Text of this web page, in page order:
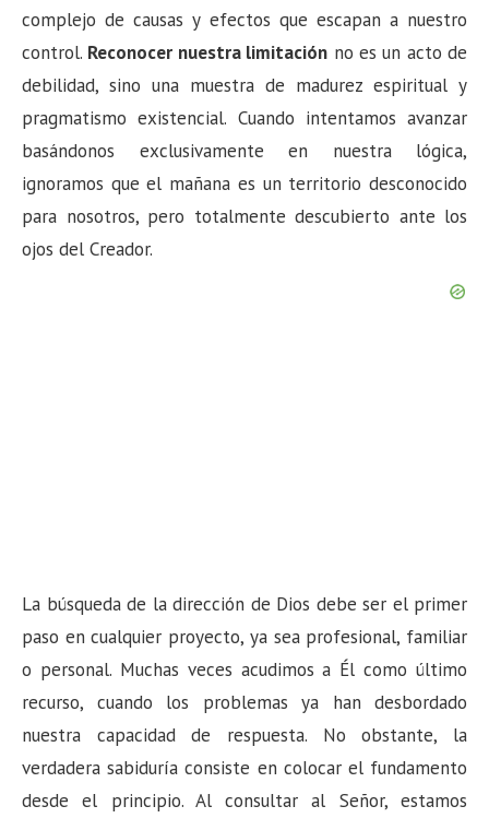
complejo de causas y efectos que escapan a nuestro
control. Reconocer nuestra limitación no es un acto de
debilidad, sino una muestra de madurez espiritual y
pragmatismo existencial. Cuando intentamos avanzar
basándonos exclusivamente en nuestra lógica,
ignoramos que el mañana es un territorio desconocido
para nosotros, pero totalmente descubierto ante los
ojos del Creador.
La búsqueda de la dirección de Dios debe ser el primer
paso en cualquier proyecto, ya sea profesional, familiar
o personal. Muchas veces acudimos a Él como último
recurso, cuando los problemas ya han desbordado
nuestra capacidad de respuesta. No obstante, la
verdadera sabiduría consiste en colocar el fundamento
desde el principio. Al consultar al Señor, estamos